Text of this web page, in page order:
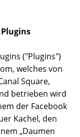
("Plugins")
welches von
Square,
betrieben wird
der Facebook
Kachel, den
„Daumen